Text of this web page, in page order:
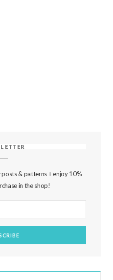
& patterns + enjoy 10%
in the shop!